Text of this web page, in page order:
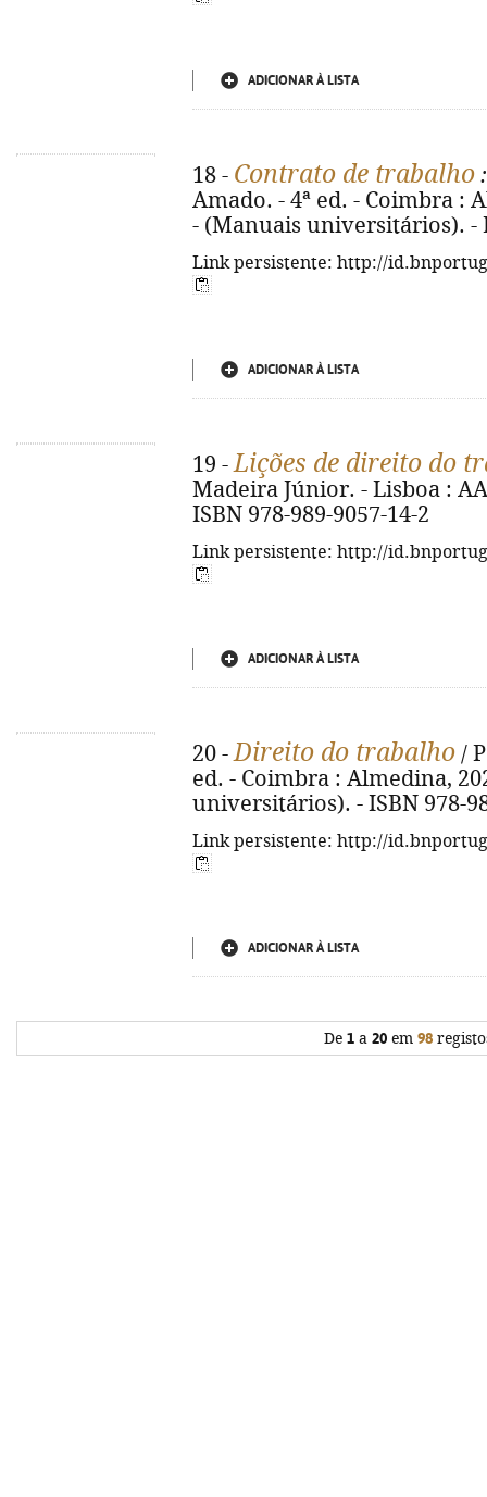
ADICIONAR À LISTA
18 - Contrato de trabalho
Amado. - 4ª ed. - Coimbra :
- (Manuais universitários). -
Link persistente: http://
ADICIONAR À LISTA
19 -Lições de direito do
Madeira Júnior. - Lisboa :
ISBN 978-989-9057-14-2
Link persistente: http://
ADICIONAR À LISTA
20 -Direito do trabalho /
ed. - Coimbra : Almedina,
universitários). - ISBN 978-
Link persistente: http://
ADICIONAR À LISTA
De 1a 20em 98